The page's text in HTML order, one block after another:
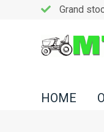
Occasion
Grand
HOME